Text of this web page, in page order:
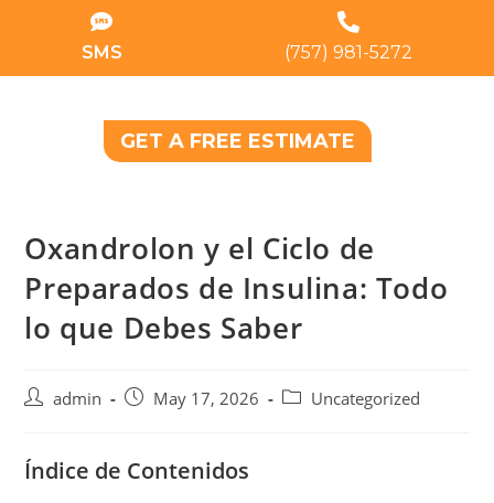
SMS (757) 981-5272
GET A FREE ESTIMATE
Oxandrolon y el Ciclo de
Preparados de Insulina: Todo
lo que Debes Saber
admin May 17, 2026 Uncategorized
Índice de Contenidos